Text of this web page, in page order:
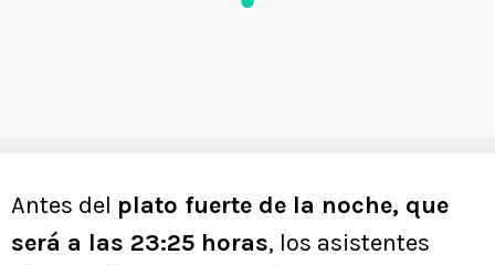
Antes del plato fuerte de la noche, que
será a las 23:25 horas, los asistentes